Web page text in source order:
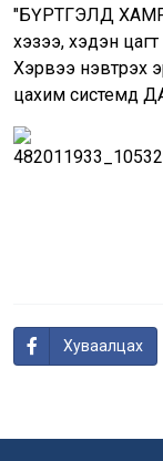
"БҮРТГЭЛД
хэзээ, хэдэн
Хэрвээ нэвтрэх
цахим системд
Хуваалцах